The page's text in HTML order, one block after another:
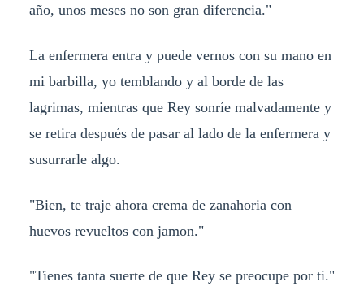
año, unos meses no son gran diferencia."
La enfermera entra y puede vernos con su mano en
mi barbilla, yo temblando y al borde de las
lagrimas, mientras que Rey sonríe malvadamente y
se retira después de pasar al lado de la enfermera y
susurrarle algo.
"Bien, te traje ahora crema de zanahoria con
huevos revueltos con jamon."
"Tienes tanta suerte de que Rey se preocupe por ti."